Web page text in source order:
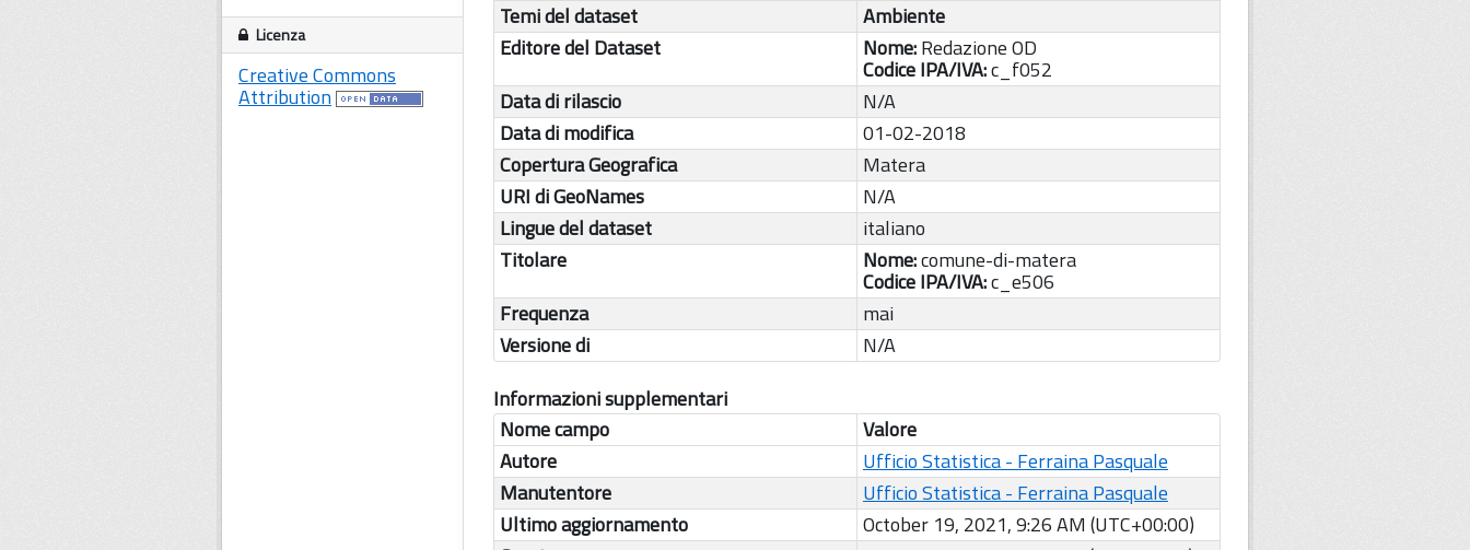
Temi del dataset
Ambiente
Editore del Dataset
Nome:Redazione OD
Codice IPA/IVA:c_f052
Data di rilascio
N/A
Data di modifica
01-02-2018
Copertura Geografica
Matera
URI di GeoNames
N/A
Lingue del dataset
italiano
Titolare
Nome:comune-di-matera
Codice IPA/IVA:c_e506
Frequenza
mai
Versione di
N/A
Informazioni supplementari
Nome campo
Valore
Autore
Ufficio Statistica - Ferraina Pasquale
Manutentore
Ufficio Statistica - Ferraina Pasquale
Ultimo aggiornamento
October 19, 2021, 9:26 AM (UTC+00:00)
Licenza
Creative Commons
Attribution